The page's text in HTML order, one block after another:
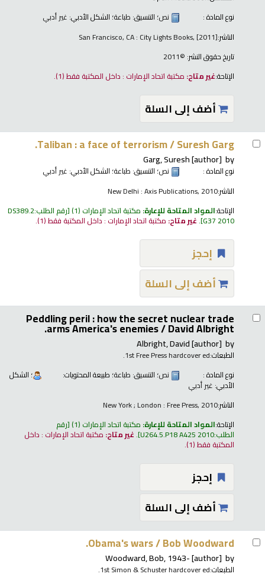
نوع المادة :
نص؛ التنسيق: طباعة؛ الشكل الأدبي: غير أدبي
الناشر:San Francisco, CA : City Lights Books, [2011]
تاريخ حقوق النشر: ©2011
الإتاحة:غير متاح: مكتبة اتحاد الإمارات : داخل المكتبة فقط(1).
أضف إلى السلة
Taliban : a face of terrorism /Suresh Garg.
by
Garg, Suresh[author]
نوع المادة : نص؛ التنسيق: طباعة؛ الشكل الأدبي: غير أدبي
الناشر:New Delhi : Axis Publications, 2010
الإتاحة:المواد المتاحة للإعارة: مكتبة اتحاد الإمارات (1) رقم الطلب:DS389.2
G37 2010
.غير متاح: مكتبة اتحاد الإمارات : داخل المكتبة فقط(1).
إحجز
أضف إلى السلة
Peddling peril : how the secret nuclear trade
arms America's enemies /David Albright.
by
Albright, David[author]
الطبعات:1st Free Press hardcover ed.
نوع المادة :
نص؛ التنسيق: طباعة؛ طبيعة المحتويات: ؛ الشكل
الأدبي: غير أدبي
الناشر:New York ; London : Free Press, 2010
الإتاحة:المواد المتاحة للإعارة: مكتبة اتحاد الإمارات (1) رقم
الطلب:U264.5.P18 A425 2010
.غير متاح: مكتبة اتحاد الإمارات : داخل
المكتبة فقط(1).
إحجز
أضف إلى السلة
Obama's wars /Bob Woodward.
by
Woodward, Bob, 1943-[author]
الطبعات:1st Simon & Schuster hardcover ed.